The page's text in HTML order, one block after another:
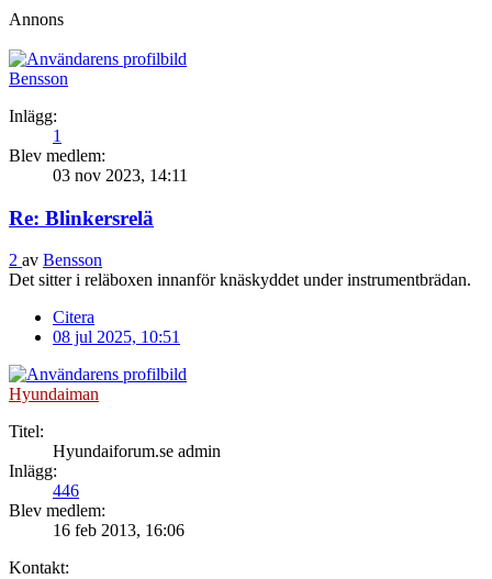
Annons
Bensson
Inlägg:
1
Blev medlem:
03 nov 2023, 14:11
Re: Blinkersrelä
2 av Bensson
Det sitter i reläboxen innanför knäskyddet under instrumentbrädan.
Citera
08 jul 2025, 10:51
Hyundaiman
Titel:
Hyundaiforum.se admin
Inlägg:
446
Blev medlem:
16 feb 2013, 16:06
Kontakt: